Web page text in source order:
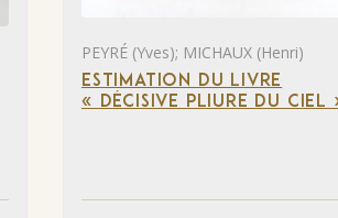
PEYRÉ (Yves); MICHAUX (Henri)
ESTIMATION DU LIVRE
« DÉCISIVE PLIURE DU CIEL